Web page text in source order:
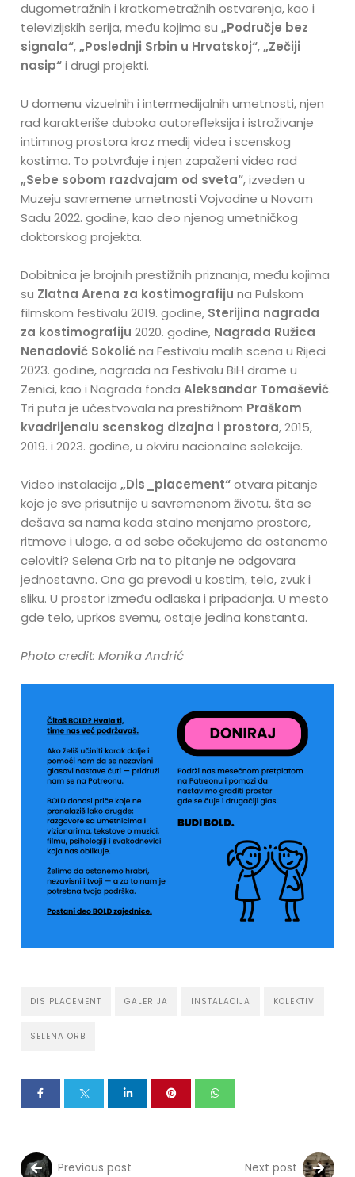
dugometražnih i kratkometražnih ostvarenja, kao i
televizijskih serija, među kojima su„Područje bez
signala“,„Poslednji Srbin u Hrvatskoj“,„Zečiji
nasip“i drugi projekti.
U domenu vizuelnih i intermedijalnih umetnosti, njen
rad karakteriše duboka autorefleksija i istraživanje
intimnog prostora kroz medij videa i scenskog
kostima. To potvrđuje i njen zapaženi video rad
„Sebe sobom razdvajam od sveta“, izveden u
Muzeju savremene umetnosti Vojvodine u Novom
Sadu 2022. godine, kao deo njenog umetničkog
doktorskog projekta.
Dobitnica je brojnih prestižnih priznanja, među kojima
su Zlatna Arena za kostimografiju na Pulskom
filmskom festivalu 2019. godine, Sterijina nagrada
za kostimografiju 2020. godine, Nagrada Ružica
Nenadović Sokolićna Festivalu malih scena u Rijeci
2023. godine, nagrada na Festivalu BiH drame u
Zenici, kao i Nagrada fondaAleksandar Tomašević.
Tri puta je učestvovala na prestižnom Praškom
kvadrijenalu scenskog dizajna i prostora, 2015,
2019. i 2023. godine, u okviru nacionalne selekcije.
Video instalacija„Dis_placement“otvara pitanje
koje je sve prisutnije u savremenom životu, šta se
dešava sa nama kada stalno menjamo prostore,
ritmove i uloge, a od sebe očekujemo da ostanemo
celoviti? Selena Orb na to pitanje ne odgovara
jednostavno. Ona ga prevodi u kostim, telo, zvuk i
sliku. U prostor između odlaska i pripadanja. U mesto
gde telo, uprkos svemu, ostaje jedina konstanta.
Photo credit: Monika Andrić
DIS PLACEMENT GALERIJA INSTALACIJA KOLEKTIV
SELENA ORB
Previous post Next post